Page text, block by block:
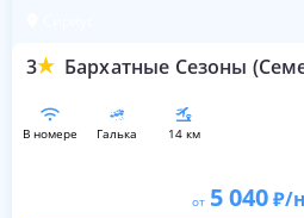
3 Бархатные Сезоны
в номере галька 14 км
от 5 040 /